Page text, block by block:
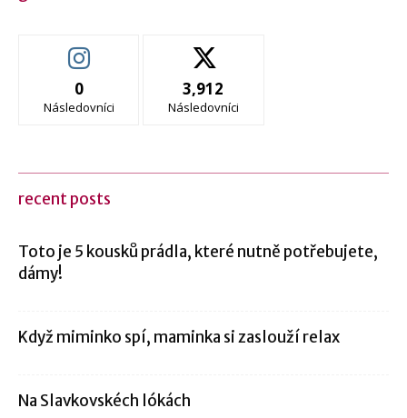
0
Následovníci
3,912
Následovníci
recent posts
Toto je 5 kousků prádla, které nutně potřebujete,
dámy!
Když miminko spí, maminka si zaslouží relax
Na Slavkovskéch lókách